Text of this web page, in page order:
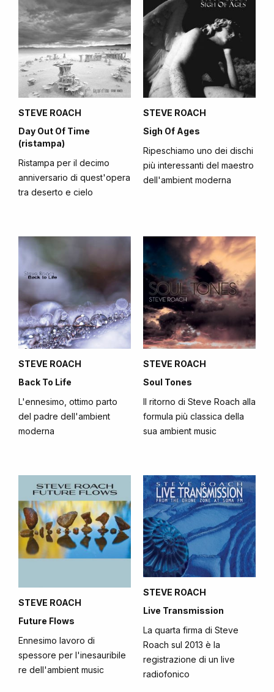
STEVE ROACH
Day Out Of Time
(ristampa)
Ristampa per il decimo
anniversario di quest'opera
tra deserto e cielo
STEVE ROACH
Sigh Of Ages
Ripeschiamo uno dei dischi
più interessanti del maestro
dell'ambient moderna
STEVE ROACH
Back To Life
L'ennesimo, ottimo parto
del padre dell'ambient
moderna
STEVE ROACH
Soul Tones
Il ritorno di Steve Roach alla
formula più classica della
sua ambient music
STEVE ROACH
Future Flows
Ennesimo lavoro di
spessore per l'inesauribile
re dell'ambient music
STEVE ROACH
Live Transmission
La quarta firma di Steve
Roach sul 2013 è la
registrazione di un live
radiofonico